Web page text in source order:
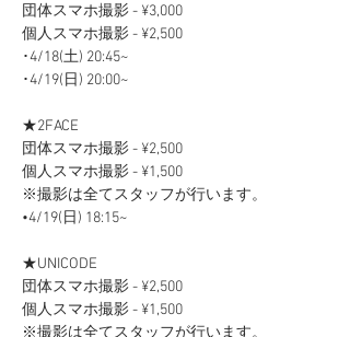
団体スマホ撮影 - ¥3,000
個人スマホ撮影 - ¥2,500
･4/18(土) 20:45~
･4/19(日) 20:00~
★2FACE
団体スマホ撮影 - ¥2,500
個人スマホ撮影 - ¥1,500
※撮影は全てスタッフが行います。
•4/19(日) 18:15~
★UNICODE
団体スマホ撮影 - ¥2,500
個人スマホ撮影 - ¥1,500
※撮影は全てスタッフが行います。